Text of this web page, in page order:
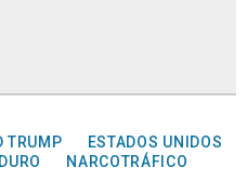
TRUMP
ESTADOS UNIDOS
NARCOTRÁFICO